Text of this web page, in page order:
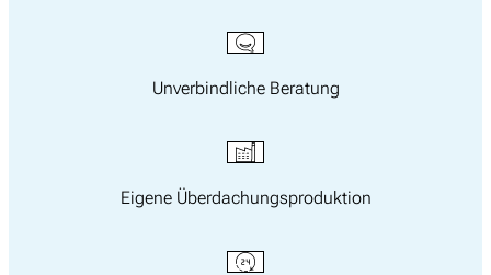
Unverbindliche Beratung
Eigene Überdachungsproduktion